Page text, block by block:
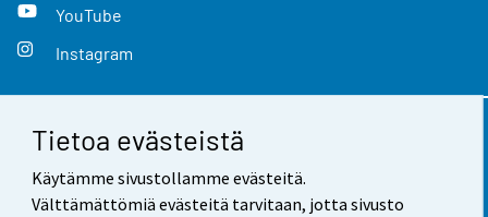
Tietoa evästeistä
Käytämme sivustollamme evästeitä.
Välttämättömiä evästeitä tarvitaan, jotta sivusto
YouTube
Instagram
Yhteystiedot
Palaute